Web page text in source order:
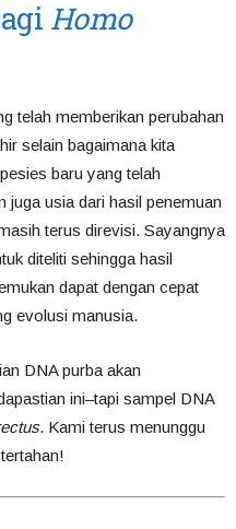
Homo
telah memberikan perubahan
selain bagaimana kita
baru yang telah
juga usia dari hasil penemuan
terus direvisi. Sayangnya
diteliti sehingga hasil
dapat dengan cepat
evolusi manusia.
DNA purba akan
ini–tapi sampel DNA
. Kami terus menunggu